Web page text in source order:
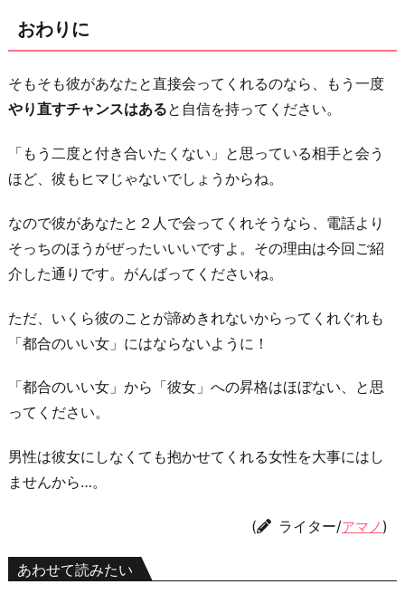
おわりに
そもそも彼があなたと直接会ってくれるのなら、もう一度
やり直すチャンスはあると自信を持ってください。
「もう二度と付き合いたくない」と思っている相手と会う
ほど、彼もヒマじゃないでしょうからね。
なので彼があなたと２人で会ってくれそうなら、電話より
そっちのほうがぜったいいいですよ。その理由は今回ご紹
介した通りです。がんばってくださいね。
ただ、いくら彼のことが諦めきれないからってくれぐれも
「都合のいい女」にはならないように！
「都合のいい女」から「彼女」への昇格はほぼない、と思
ってください。
男性は彼女にしなくても抱かせてくれる女性を大事にはし
ませんから…。
( ライター/アマノ )
あわせて読みたい